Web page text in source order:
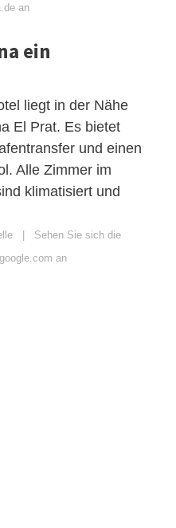
an
ein
liegt in der Nähe
El Prat. Es bietet
und einen
Alle Zimmer im
klimatisiert und
| Sehen Sie sich die
an